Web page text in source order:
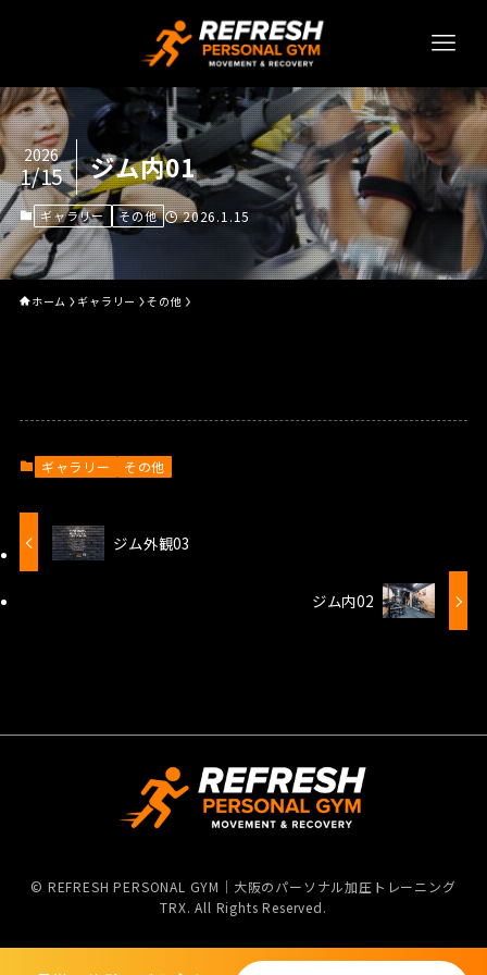
ジム内01
2026
1/15
ギャラリー その他 2026.1.15
ホーム ギャラリー その他
ギャラリー その他
ジム外観03
ジム内02
© REFRESH PERSONAL GYM｜大阪のパーソナル加圧トレーニング
TRX. All Rights Reserved.